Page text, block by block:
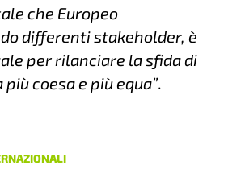
che Europeo
differenti stakeholder, è
per rilanciare la sfida di
coesa e più equa”.